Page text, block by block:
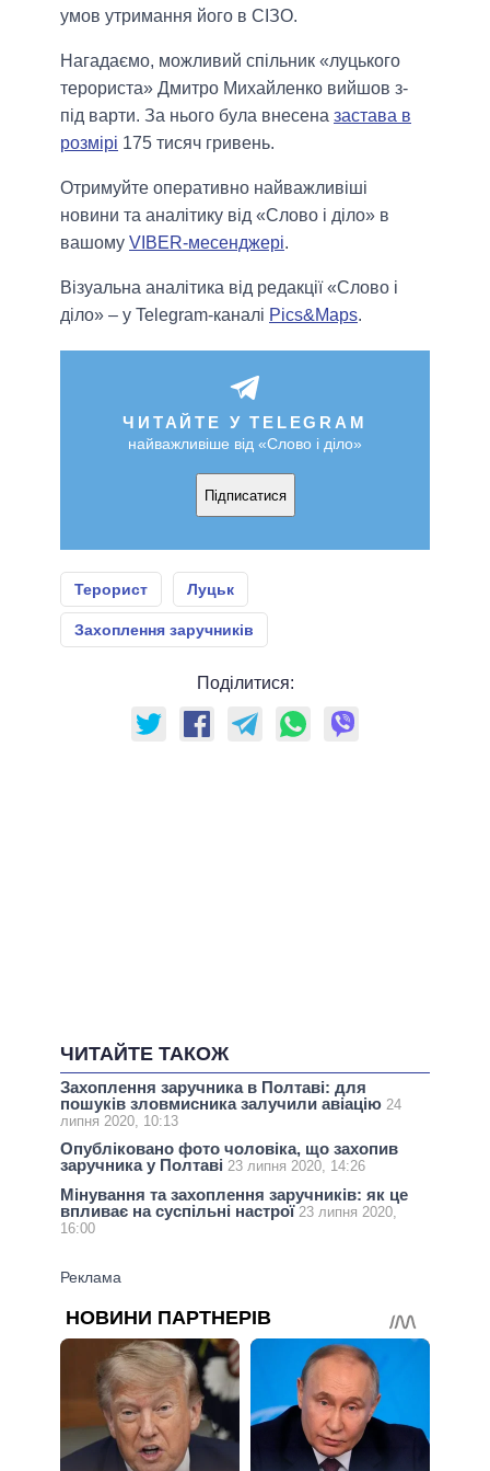
умов утримання його в СІЗО.
Нагадаємо, можливий спільник «луцького
терориста» Дмитро Михайленко вийшов з-
під варти. За нього була внесена застава в
розмірі 175 тисяч гривень.
Отримуйте оперативно найважливіші
новини та аналітику від «Слово і діло» в
вашому VIBER-месенджері.
Візуальна аналітика від редакції «Слово і
діло» – у Telegram-каналі Pics&Maps.
ЧИТАЙТЕ У TELEGRAM
найважливіше від «Слово і діло»
Підписатися
Терорист Луцьк
Захоплення заручників
Поділитися:
ЧИТАЙТЕ ТАКОЖ
Захоплення заручника в Полтаві: для
пошуків зловмисника залучили авіацію 24
липня 2020, 10:13
Опубліковано фото чоловіка, що захопив
заручника у Полтаві 23 липня 2020, 14:26
Мінування та захоплення заручників: як це
впливає на суспільні настрої 23 липня 2020,
16:00